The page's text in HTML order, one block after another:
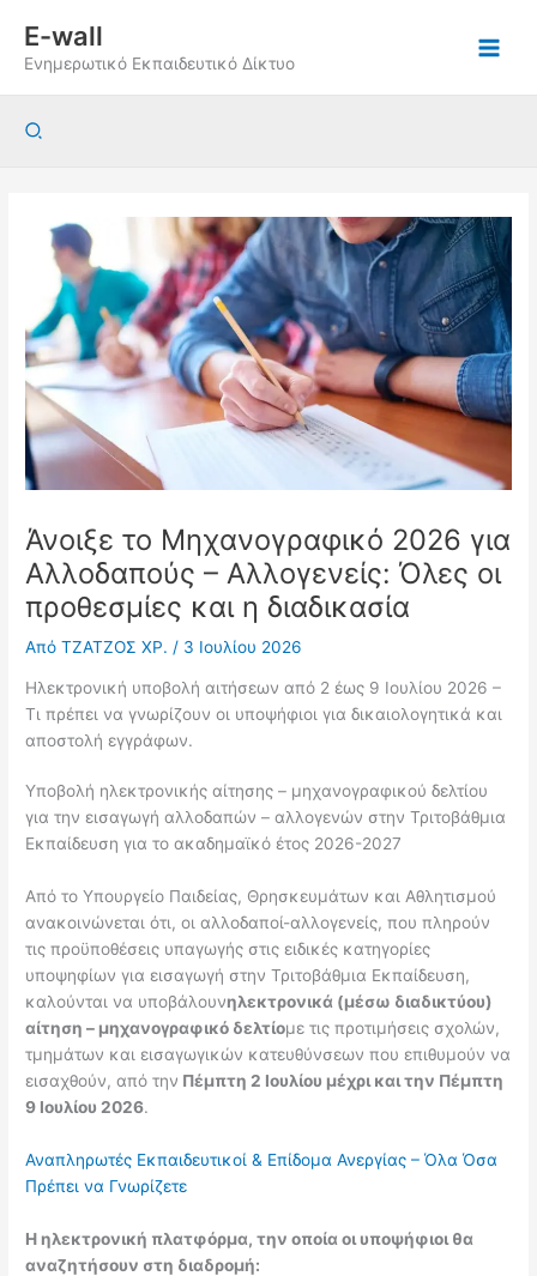
περιεχόμενο
E-wall
Ενημερωτικό Εκπαιδευτικό Δίκτυο
Αναζήτηση
Άνοιξε το Μηχανογραφικό 2026 για
Αλλοδαπούς – Αλλογενείς: Όλες οι
προθεσμίες και η διαδικασία
ΑπόΤΖΑΤΖΟΣ ΧΡ. / 3 Ιουλίου 2026
Ηλεκτρονική υποβολή αιτήσεων από 2 έως 9 Ιουλίου 2026 –
Τι πρέπει να γνωρίζουν οι υποψήφιοι για δικαιολογητικά και
αποστολή εγγράφων.
Υποβολή ηλεκτρονικής αίτησης – μηχανογραφικού δελτίου
για την εισαγωγή αλλοδαπών – αλλογενών στην Τριτοβάθμια
Εκπαίδευση για το ακαδημαϊκό έτος 2026-2027
Από το Υπουργείο Παιδείας, Θρησκευμάτων και Αθλητισμού
ανακοινώνεται ότι, οι αλλοδαποί-αλλογενείς, που πληρούν
τις προϋποθέσεις υπαγωγής στις ειδικές κατηγορίες
υποψηφίων για εισαγωγή στην Τριτοβάθμια Εκπαίδευση,
καλούνται να υποβάλουνηλεκτρονικά (μέσω διαδικτύου)
αίτηση – μηχανογραφικό δελτίομε τις προτιμήσεις σχολών,
τμημάτων και εισαγωγικών κατευθύνσεων που επιθυμούν να
εισαχθούν, από την Πέμπτη 2 Ιουλίου μέχρι και την Πέμπτη
9 Ιουλίου 2026.
Αναπληρωτές Εκπαιδευτικοί & Επίδομα Ανεργίας – Όλα Όσα
Πρέπει να Γνωρίζετε
Η ηλεκτρονική πλατφόρμα, την οποία οι υποψήφιοι θα
αναζητήσουν στη διαδρομή: